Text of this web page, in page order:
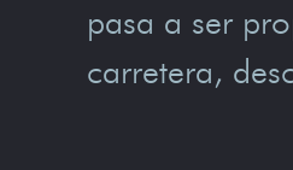
pasa a ser
carretera,